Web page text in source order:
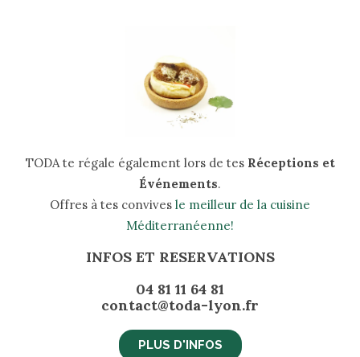
TODA te régale également lors de tes Réceptions et
Événements.
Offres à tes convives le meilleur de la cuisine
Méditerranéenne!
INFOS ET RESERVATIONS
04 81 11 64 81
contact@toda-lyon.fr
PLUS D'INFOS